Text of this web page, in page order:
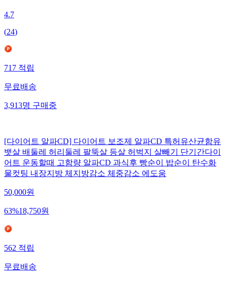
4.7
(24)
717 적립
무료배송
3,913명 구매중
[다이어트 알파CD] 다이어트 보조제 알파CD 특허유산균함유
뱃살 배둘레 허리둘레 팔뚝살 등살 허벅지 살빼기 단기간다이
어트 운동할때 고함량 알파CD 과식후 빵순이 밥순이 탄수화
물컷팅 내장지방 체지방감소 체중감소 에도움
50,000원
63%18,750원
562적립
무료배송